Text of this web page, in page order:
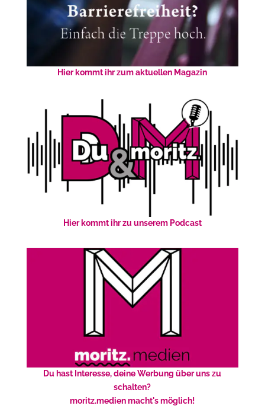
Hier kommt ihr zum aktuellen Magazin
Hier kommt ihr zu unserem Podcast
Du hast Interesse, deine Werbung über uns zu
schalten?
moritz.medien macht's möglich!